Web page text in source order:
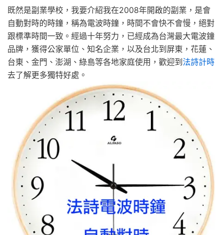
既然是副業學校，我要介紹我在2008年開啟的副業，是會
自動對時的時鐘，稱為電波時鐘，時間不會快不會慢，絕對
跟標準時間一致。經過十年努力，已經成為台灣最大電波鐘
品牌，獲得公家單位、知名企業，以及台北到屏東，花蓮、
台東、金門、澎湖、綠島等各地家庭使用，歡迎到 法詩計時
去了解更多獨特好處。